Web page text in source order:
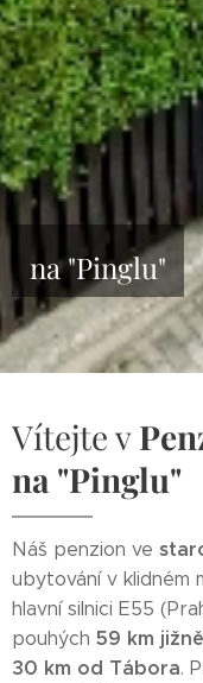
na "Pinglu"
Vítejte v
na "Pinglu"
Náš penzion ve
ubytování v klidném
hlavní silnici E55
pouhých 59 km
30 km od Tábora.